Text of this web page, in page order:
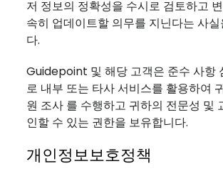
저 정보의 정확성을 수시로 검토하고
속히 업데이트할 의무를 지닌다는 사
다.
Guidepoint 및 해당 고객은 준수 사항
로 내부 또는 타사 서비스를 활용하여
원 조사 를 수행하고 귀하의 전문성 및
인할 수 있는 권한을 보유합니다.
개인정보보호정책